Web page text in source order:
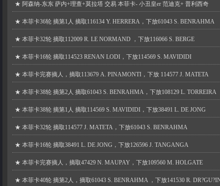
★ 阿森纳-东东 萨内+理查+莫拉塔 交易 本菲卡- 小丑皇er 范迪克+ 普利西奇
★ 本菲卡36轮 摘第1人 摘取116134 Y. HERRERA，下放61043 S. BENRAHMA
★ 本菲卡32轮 摘取112009 R. LE NORMAND ，下放116066 S. BERGE
★ 本菲卡16轮 摘取114523 RENAN LODI，下放114569 S. MAVIDIDI
★ 本菲卡完赛摘人，摘取113679 A. PINAMONTI，下放 114577 J. MATETA
★ 本菲卡38轮 摘第2人 摘取61043 S. BENRAHMA，下放108129 L. TORREIRA
★ 本菲卡38轮 摘第1人 摘取114569 S. MAVIDIDI，下放38491 L. DE JONG
★ 本菲卡32轮 摘取114577 J. MATETA，下放61043 S. BENRAHMA
★ 本菲卡16轮 摘取38491 L. DE JONG，下放126596 J. TANGANGA
★ 本菲卡完赛摘人，摘取47429 N. MAUPAY，下放109560 M. HOLGATE
★ 本菲卡40轮 摘第2人，摘取61043 S. BENRAHMA ，下放141530 R.